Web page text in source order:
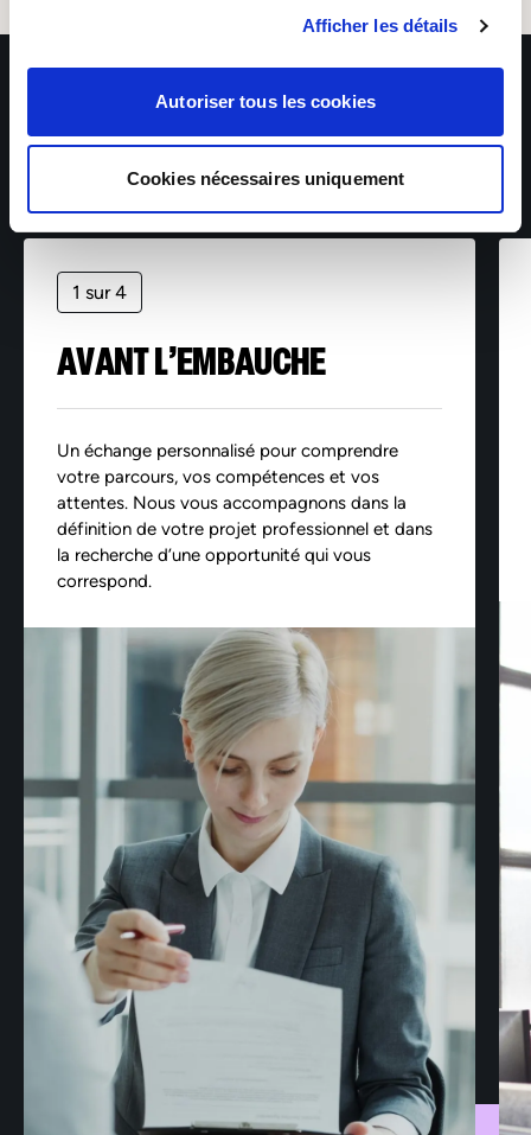
Afficher les détails
Autoriser tous les cookies
Cookies nécessaires uniquement
adressant votre demande accompagnée d’une pièce
1 sur 4
AVANT L’EMBAUCHE
Un échange personnalisé pour comprendre
votre parcours, vos compétences et vos
attentes. Nous vous accompagnons dans la
définition de votre projet professionnel et dans
la recherche d’une opportunité qui vous
correspond.